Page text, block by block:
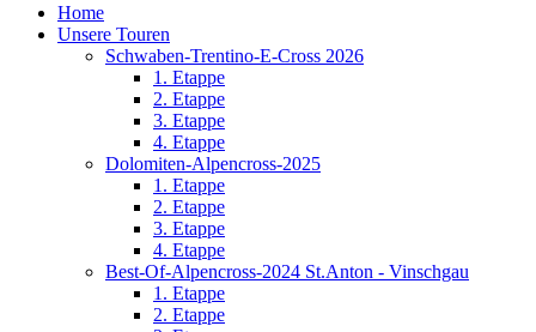
Home
Unsere Touren
Schwaben-Trentino-E-Cross 2026
1. Etappe
2. Etappe
3. Etappe
4. Etappe
Dolomiten-Alpencross-2025
1. Etappe
2. Etappe
3. Etappe
4. Etappe
Best-Of-Alpencross-2024 St.Anton - Vinschgau
1. Etappe
2. Etappe